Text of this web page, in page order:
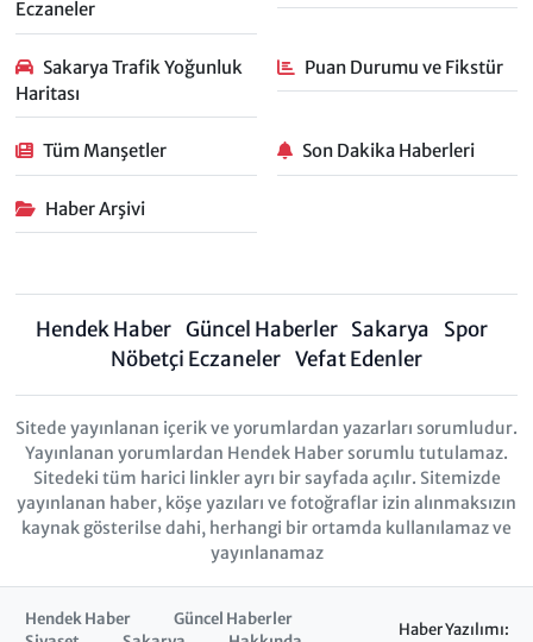
Eczaneler
Sakarya Trafik Yoğunluk
Haritası
Puan Durumu ve Fikstür
Tüm Manşetler Son Dakika Haberleri
Haber Arşivi
Hendek Haber Güncel Haberler Sakarya
Spor
Nöbetçi Eczaneler Vefat Edenler
Sitede yayınlanan içerik ve yorumlardan yazarları sorumludur.
Yayınlanan yorumlardan Hendek Haber sorumlu tutulamaz.
Sitedeki tüm harici linkler ayrı bir sayfada açılır. Sitemizde
yayınlanan haber, köşe yazıları ve fotoğraflar izin alınmaksızın
kaynak gösterilse dahi, herhangi bir ortamda kullanılamaz ve
yayınlanamaz
Hendek Haber
Güncel Haberler
Haber Yazılımı: